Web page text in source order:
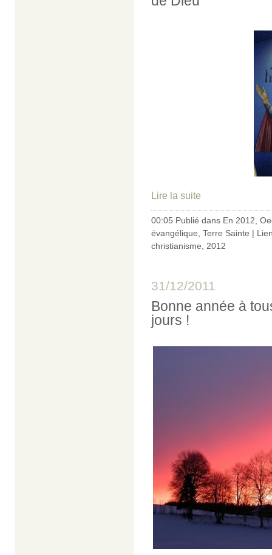
Lire la suite
00:05 Publié dans En 2012
évangélique Terre Sainte |
christianisme
2012
31/12/2011
Bonne année à
jours !